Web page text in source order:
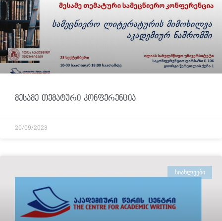
მესამე თემატური კონფერენცია
20/09/2023
ᲡᲘᲐᲮᲚᲔᲔᲑᲘ